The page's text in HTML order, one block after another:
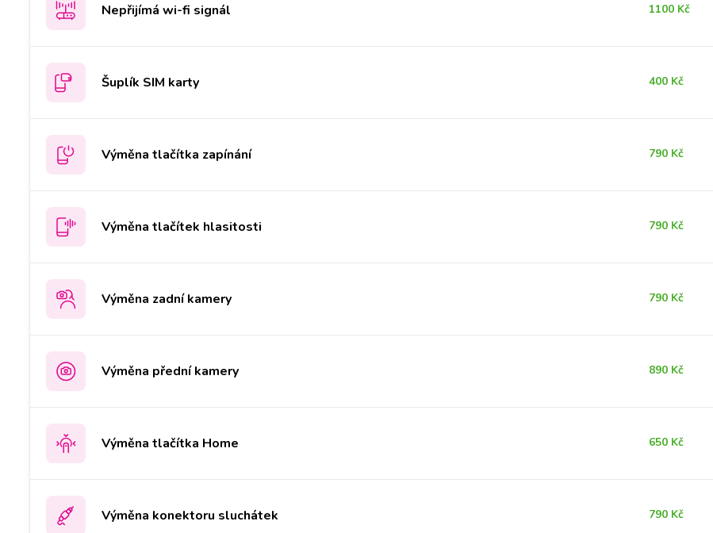
Nepřijímá wi-fi signál 1100 Kč
Šuplík SIM karty 400 Kč
Výměna tlačítka zapínání 790 Kč
Výměna tlačítek hlasitosti 790 Kč
Výměna zadní kamery 790 Kč
Výměna přední kamery 890 Kč
Výměna tlačítka Home 650 Kč
Výměna konektoru sluchátek 790 Kč